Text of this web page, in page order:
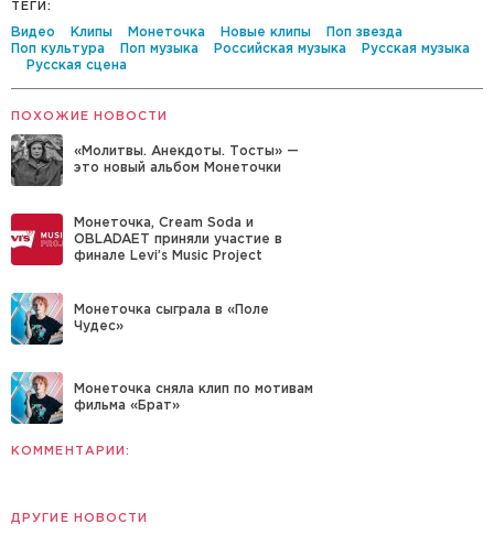
ТЕГИ:
Видео Клипы Монеточка Новые клипы
Поп звезда
Поп культура
Поп музыка Российская музыка
Русская музыка
Русская сцена
ПОХОЖИЕ НОВОСТИ
«Молитвы. Анекдоты. Тосты» —
это новый альбом Монеточки
Монеточка, Cream Soda и
OBLADAET приняли участие в
финале Levi’s Music Project
Монеточка сыграла в «Поле
Чудес»
Монеточка сняла клип по мотивам
фильма «Брат»
КОММЕНТАРИИ:
ДРУГИЕ НОВОСТИ